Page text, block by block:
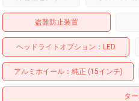
盗難防止装置
ヘッドライトオプション LED
アルミホイール：純正 (15インチ)
タ